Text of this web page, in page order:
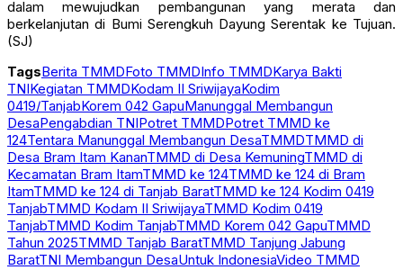
dalam mewujudkan pembangunan yang merata dan
berkelanjutan di Bumi Serengkuh Dayung Serentak ke Tujuan.
(SJ)
TagsBerita TMMDFoto TMMDInfo TMMDKarya Bakti
TNIKegiatan TMMDKodam II SriwijayaKodim
0419/TanjabKorem 042 GapuManunggal Membangun
DesaPengabdian TNIPotret TMMDPotret TMMD ke
124Tentara Manunggal Membangun DesaTMMDTMMD di
Desa Bram Itam KananTMMD di Desa KemuningTMMD di
Kecamatan Bram ItamTMMD ke 124TMMD ke 124 di Bram
ItamTMMD ke 124 di Tanjab BaratTMMD ke 124 Kodim 0419
TanjabTMMD Kodam II SriwijayaTMMD Kodim 0419
TanjabTMMD Kodim TanjabTMMD Korem 042 GapuTMMD
Tahun 2025TMMD Tanjab BaratTMMD Tanjung Jabung
BaratTNI Membangun DesaUntuk IndonesiaVideo TMMD